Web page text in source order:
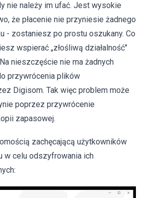
nie należy im ufać. Jest wysokie
że płacenie nie przyniesie żadnego
- zostaniesz po prostu oszukany. Co
wspierać „złośliwą działalność"
nieszczęście nie ma żadnych
przywrócenia plików
Digisom. Tak więc problem może
poprzez przywrócenie
zapasowej.
zachęcającą użytkowników
w celu odszyfrowania ich